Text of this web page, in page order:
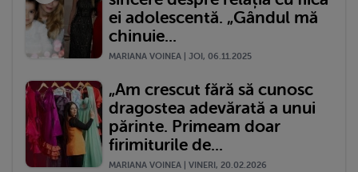
ei adolescentă. „Gândul mă
chinuie...
MARIANA VOINEA | JOI, 06.11.2025
„Am crescut fără să cunosc
dragostea adevărată a unui
părinte. Primeam doar
firimiturile de...
MARIANA VOINEA | VINERI, 20.02.2026